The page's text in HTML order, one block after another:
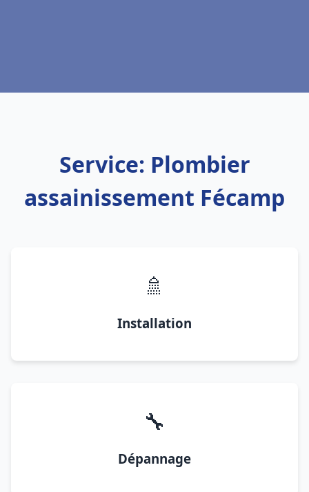
Service: Plombier
assainissement Fécamp
🚿
Installation
🔧
Dépannage